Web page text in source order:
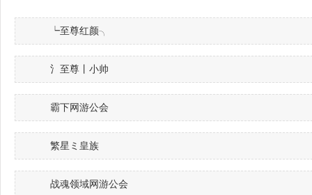
┕至尊红颜╮
氵至尊丨小帅
霸下网游公会
繁星ミ皇族
战魂领域网游公会